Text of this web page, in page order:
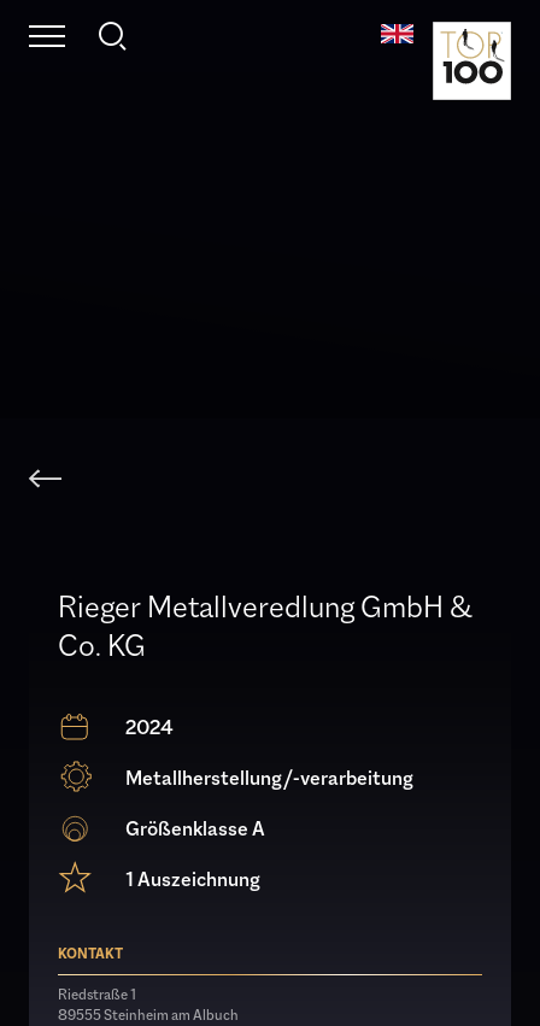
Rieger Metallveredlung GmbH &
Co. KG
2024
Metallherstellung/-verarbeitung
Größenklasse A
1 Auszeichnung
KONTAKT
Riedstraße 1
89555 Steinheim am Albuch